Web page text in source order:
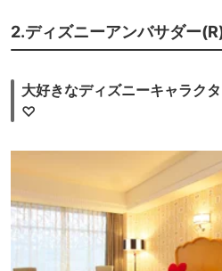
2.ディズニーアンバサダー
大好きなディズニーキャラク
♡